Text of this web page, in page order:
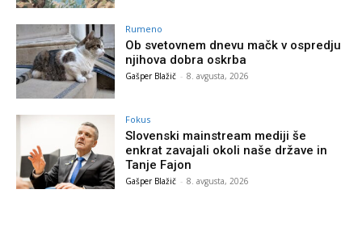
Rumeno
Ob svetovnem dnevu mačk v ospredju
njihova dobra oskrba
Gašper Blažič - 8. avgusta, 2026
Fokus
Slovenski mainstream mediji še
enkrat zavajali okoli naše države in
Tanje Fajon
Gašper Blažič - 8. avgusta, 2026